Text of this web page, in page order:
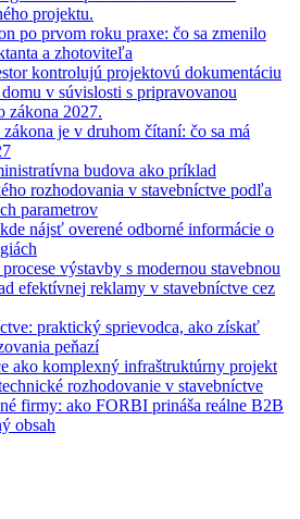
po prvom roku praxe: čo sa zmenilo
a zhotoviteľa
je v druhom čítaní: čo sa má
nájsť overené odborné informácie o
praktický sprievodca, ako získať
peňazí
firmy: ako FORBI prináša reálne B2B
obsah